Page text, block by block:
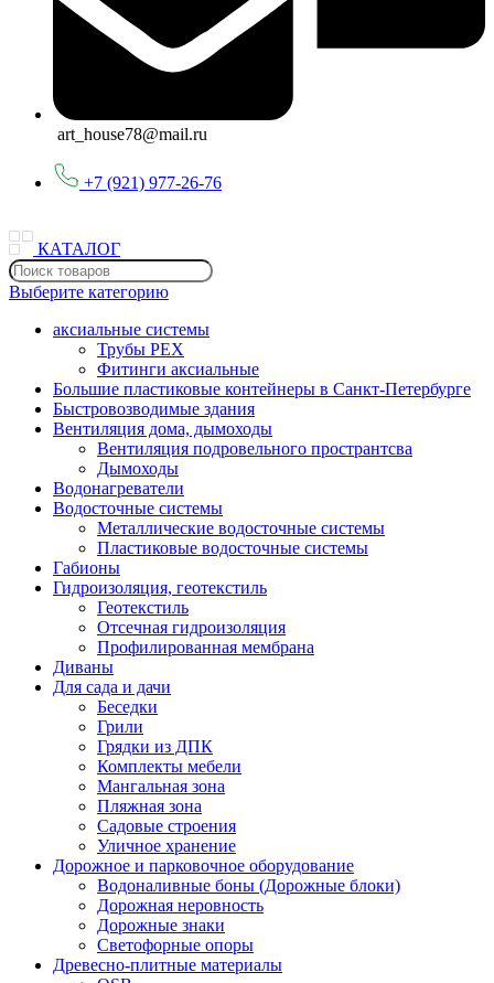
art_house78@mail.ru
+7 (921) 977-26-76
КАТАЛОГ
Выберите категорию
аксиальные системы
Трубы PEX
Фитинги аксиальные
Большие пластиковые контейнеры в Санкт-Петербурге
Быстровозводимые здания
Вентиляция дома, дымоходы
Вентиляция подровельного пространтсва
Дымоходы
Водонагреватели
Водосточные системы
Металлические водосточные системы
Пластиковые водосточные системы
Габионы
Гидроизоляция, геотекстиль
Геотекстиль
Отсечная гидроизоляция
Профилированная мембрана
Диваны
Для сада и дачи
Беседки
Грили
Грядки из ДПК
Комплекты мебели
Мангальная зона
Пляжная зона
Садовые строения
Уличное хранение
Дорожное и парковочное оборудование
Водоналивные боны (Дорожные блоки)
Дорожная неровность
Дорожные знаки
Светофорные опоры
Древесно-плитные материалы